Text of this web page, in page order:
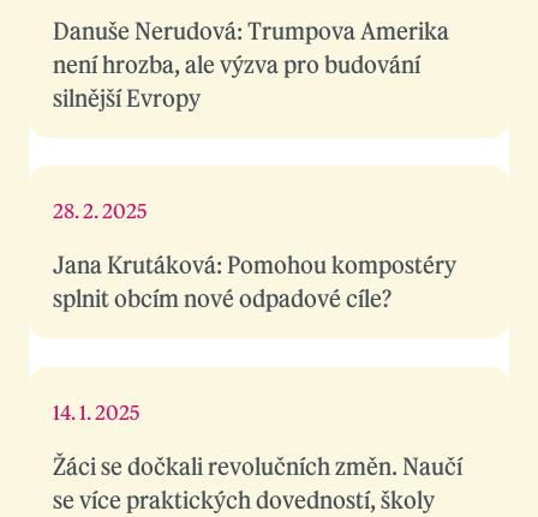
Danuše Nerudová: Trumpova Amerika
není hrozba, ale výzva pro budování
silnější Evropy
Jana Krutáková: Pomohou kompostéry
splnit obcím nové odpadové cíle?
28. 2. 2025
Žáci se dočkali revolučních změn. Naučí
se více praktických dovedností, školy
14. 1. 2025